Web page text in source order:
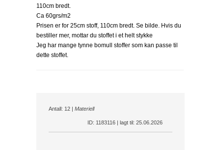
110cm bredt.
Ca 60grs/m2
Prisen er for 25cm stoff, 110cm bredt. Se bilde. Hvis du
bestiller mer, mottar du stoffet i et helt stykke
Jeg har mange tynne bomull stoffer som kan passe til
dette stoffet.
Antall: 12 | Materiell
ID: 1183116 | lagt til: 25.06.2026